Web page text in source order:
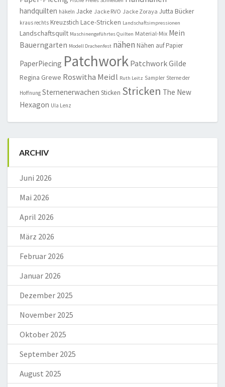
handquilten häkeln Jacke Jacke RVO Jacke Zoraya Jutta Bücker
kraus rechts Kreuzstich Lace-Stricken Landschaftsimpressionen
Landschaftsquilt Maschinengeführtes Quilten Material-Mix Mein
Bauerngarten Modell Drachenfest nähen Nähen auf Papier
PaperPiecing Patchwork Patchwork Gilde
Regina Grewe Roswitha Meidl Ruth Leitz Sampler Sterne der
Hoffnung Sternenerwachen Sticken Stricken The New
Hexagon Ula Lenz
ARCHIV
Juni 2026
Mai 2026
April 2026
März 2026
Februar 2026
Januar 2026
Dezember 2025
November 2025
Oktober 2025
September 2025
August 2025